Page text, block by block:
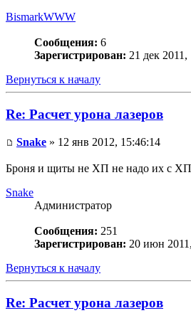
BismarkWWW
Сообщения: 6
Зарегистрирован: 21 дек 2011,
Вернуться к началу
Re: Расчет урона лазеров
Snake » 12 янв 2012, 15:46:14
Броня и щиты не ХП не надо их с ХП
Snake
Администратор
Сообщения: 251
Зарегистрирован: 20 июн
Вернуться к началу
Re: Расчет урона лазеров